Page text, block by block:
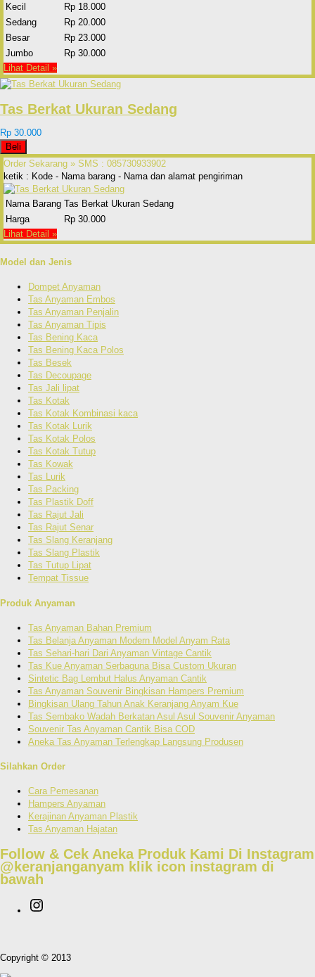
Kecil
Rp 18.000
Sedang
Rp 20.000
Besar
Rp 23.000
Jumbo
Rp 30.000
Lihat Detail »
Tas Berkat Ukuran Sedang
Rp 30.000
Beli
Order Sekarang » SMS : 085730933902
ketik : Kode - Nama barang - Nama dan alamat pengiriman
Nama Barang Tas Berkat Ukuran Sedang
Harga
Rp 30.000
Lihat Detail »
Model dan Jenis
Dompet Anyaman
Tas Anyaman Embos
Tas Anyaman Penjalin
Tas Anyaman Tipis
Tas Bening Kaca
Tas Bening Kaca Polos
Tas Besek
Tas Decoupage
Tas Jali lipat
Tas Kotak
Tas Kotak Kombinasi kaca
Tas Kotak Lurik
Tas Kotak Polos
Tas Kotak Tutup
Tas Kowak
Tas Lurik
Tas Packing
Tas Plastik Doff
Tas Rajut Jali
Tas Rajut Senar
Tas Slang Keranjang
Tas Slang Plastik
Tas Tutup Lipat
Tempat Tissue
Produk Anyaman
Tas Anyaman Bahan Premium
Tas Belanja Anyaman Modern Model Anyam Rata
Tas Sehari-hari Dari Anyaman Vintage Cantik
Tas Kue Anyaman Serbaguna Bisa Custom Ukuran
Sintetic Bag Lembut Halus Anyaman Cantik
Tas Anyaman Souvenir Bingkisan Hampers Premium
Bingkisan Ulang Tahun Anak Keranjang Anyam Kue
Tas Sembako Wadah Berkatan Asul Asul Souvenir Anyaman
Souvenir Tas Anyaman Cantik Bisa COD
Aneka Tas Anyaman Terlengkap Langsung Produsen
Silahkan Order
Cara Pemesanan
Hampers Anyaman
Kerajinan Anyaman Plastik
Tas Anyaman Hajatan
Follow & Cek Aneka Produk Kami Di Instagram
@keranjanganyam klik icon instagram di
bawah
Copyright © 2013